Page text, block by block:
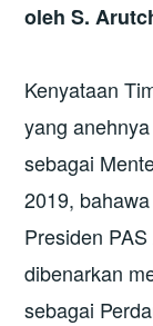
oleh S.
Kenyataan
yang
sebagai
2019,
Presiden
dibenarkan
sebagai